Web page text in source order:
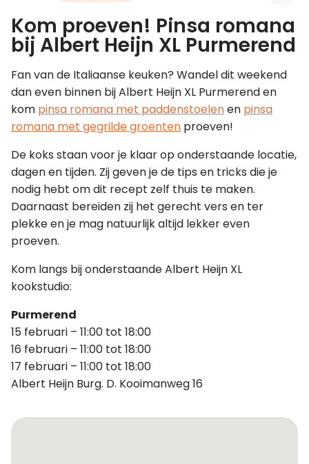
Leer koken als een chef
Kooktips & blogs
Kom proeven! Pinsa romana
bij Albert Heijn XL Purmerend
Fan van de Italiaanse keuken? Wandel dit weekend
dan even binnen bij Albert Heijn XL Purmerend en
kom pinsa romana met paddenstoelenen pinsa
romana met gegrilde groenten proeven!
De koks staan voor je klaar op onderstaande locatie,
dagen en tijden. Zij geven je de tips en tricks die je
nodig hebt om dit recept zelf thuis te maken.
Daarnaast bereiden zij het gerecht vers en ter
plekke en je mag natuurlijk altijd lekker even
proeven.
Kom langs bij onderstaande Albert Heijn XL
kookstudio:
Purmerend
15 februari – 11:00 tot 18:00
16 februari – 11:00 tot 18:00
17 februari – 11:00 tot 18:00
Albert Heijn Burg. D. Kooimanweg 16